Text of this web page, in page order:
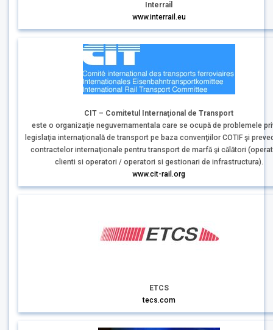
Interrail
www.interrail.eu
CIT – Comitetul Internaţional de Transport
este o organizaţie neguvernamentala care se ocupă de problemele
legislaţia internaţională de transport pe baza convenţiilor COTIF şi
contractelor internaţionale pentru transport de marfă şi călători
clienti si operatori / operatori si gestionari de infrastructura).
www.cit-rail.org
ETCS
tecs.com